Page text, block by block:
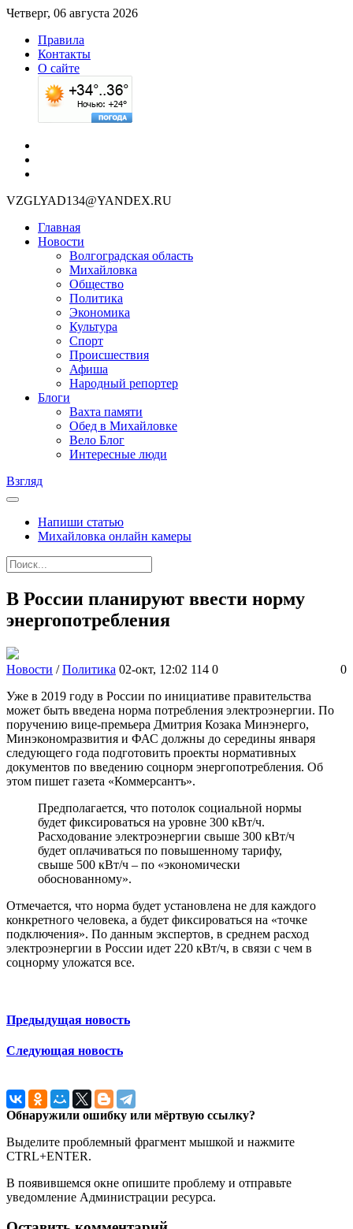
Четверг, 06 августа 2026
Правила
Контакты
О сайте
VZGLYAD134@YANDEX.RU
Главная
Новости
Волгоградская область
Михайловка
Общество
Политика
Экономика
Культура
Спорт
Происшествия
Афиша
Народный репортер
Блоги
Вахта памяти
Обед в Михайловке
Вело Блог
Интересные люди
Взгляд
Напиши статью
Михайловка онлайн камеры
В России планируют ввести норму
энергопотребления
Новости /Политика 02-окт, 12:02 114 0
0
Уже в 2019 году в России по инициативе правительства
может быть введена норма потребления электроэнергии. По
поручению вице-премьера Дмитрия Козака Минэнерго,
Минэкономразвития и ФАС должны до середины января
следующего года подготовить проекты нормативных
документов по введению соцнорм энергопотребления. Об
этом пишет газета «Коммерсантъ».
Предполагается, что потолок социальной нормы
будет фиксироваться на уровне 300 кВт/ч.
Расходование электроэнергии свыше 300 кВт/ч
будет оплачиваться по повышенному тарифу,
свыше 500 кВт/ч – по «экономически
обоснованному».
Отмечается, что норма будет установлена не для каждого
конкретного человека, а будет фиксироваться на «точке
подключения». По данным экспертов, в среднем расход
электроэнергии в России идет 220 кВт/ч, в связи с чем в
соцнорму уложатся все.
Предыдущая новость
Следующая новость
Обнаружили ошибку или мёртвую ссылку?
Выделите проблемный фрагмент мышкой и нажмите
CTRL+ENTER.
В появившемся окне опишите проблему и отправьте
уведомление Администрации ресурса.